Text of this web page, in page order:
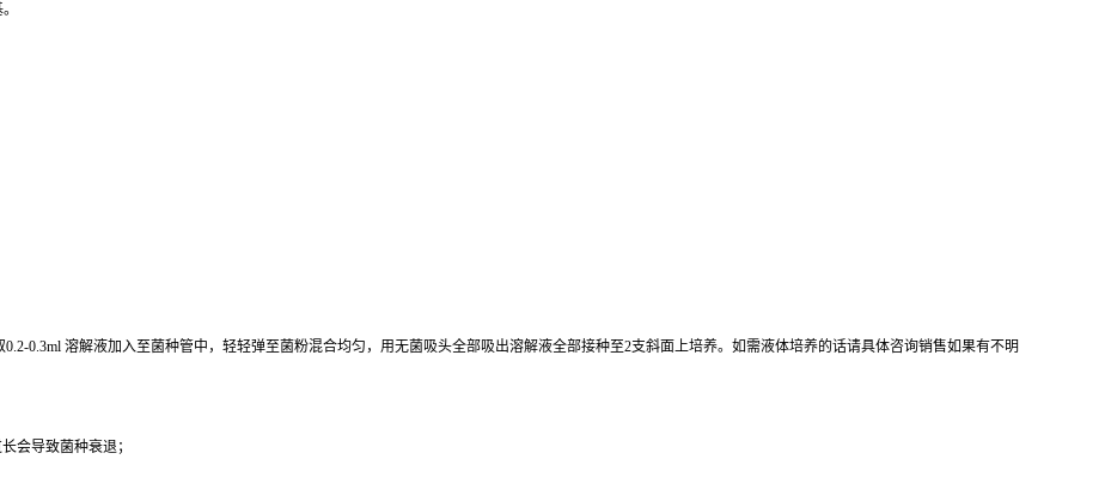
0.3ml 溶解液加入至菌种管中，轻轻弹至菌粉混合均匀，用无菌吸头全部吸出溶解液全部接种至2支斜面上培养。如需液体培养的话请具体咨询销售如果有不明
会导致菌种衰退；